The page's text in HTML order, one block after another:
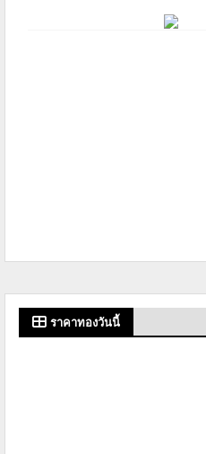
ราคาทองวันนี้